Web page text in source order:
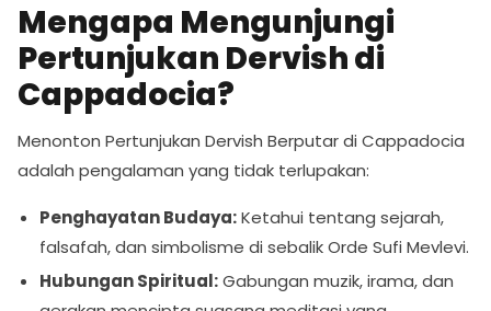
Mengapa Mengunjungi
Pertunjukan Dervish di
Cappadocia?
Menonton Pertunjukan Dervish Berputar di Cappadocia
adalah pengalaman yang tidak terlupakan:
Penghayatan Budaya:Ketahui tentang sejarah,
falsafah, dan simbolisme di sebalik Orde Sufi Mevlevi.
Hubungan Spiritual:Gabungan muzik, irama, dan